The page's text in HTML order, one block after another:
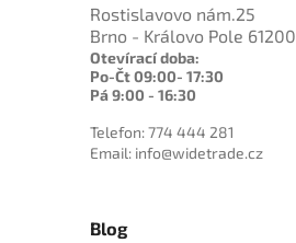
Rostislavovo nám.25
Brno - Královo Pole 61200
Otevírací doba:
Po-Čt 09:00- 17:30
Pá 9:00 - 16:30
Telefon: 774 444 281
Email: info@widetrade.cz
Blog
6 171 Kč